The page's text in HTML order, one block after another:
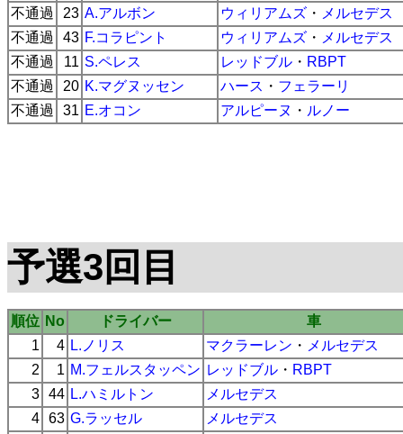
不通過
23 A.アルボン ウィリアムズ ・ メルセデス
不通過
43 F.コラピント ウィリアムズ ・ メルセデス
不通過
11 S.ペレス レッドブル ・ RBPT
不通過
20 K.マグヌッセン ハース ・ フェラーリ
不通過
31 E.オコン アルピーヌ ・ ルノー
予選3回目
順位 No ドライバー
車
1
4 L.ノリス マクラーレン ・ メルセデス
2
1 M.フェルスタッペン レッドブル ・ RBPT
3 44 L.ハミルトン
メルセデス
4 63 G.ラッセル
メルセデス